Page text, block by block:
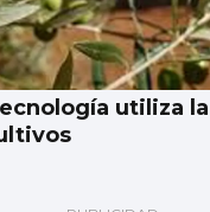
utiliza la